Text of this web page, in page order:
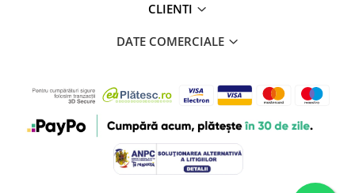
CLIENTI
DATE COMERCIALE